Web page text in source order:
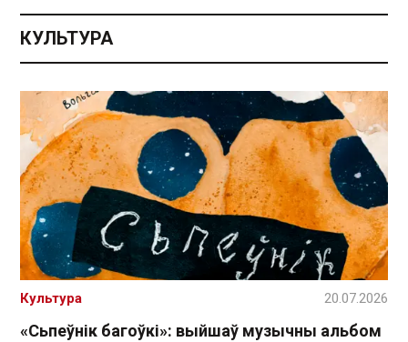
КУЛЬТУРА
«Сьпеўнік багоўкі»: выйшаў музычны альбом
Культура 20.07.2026